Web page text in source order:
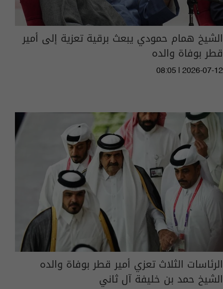
الشيخ همام حمودي يبعث برقية تعزية إلى أمير
قطر بوفاة والده
08:05 | 2026-07-12
الرئاسات الثلاث تعزي أمير قطر بوفاة والده
الشيخ حمد بن خليفة آل ثاني